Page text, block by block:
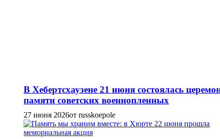
В Хебертсхаузене 21 июня состоялась
памяти советских военнопленных
27 июня 2026от russkoepole